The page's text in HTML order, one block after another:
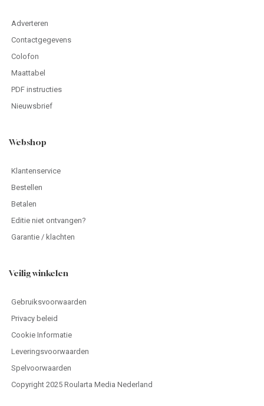
Adverteren
Contactgegevens
Colofon
Maattabel
PDF instructies
Nieuwsbrief
Webshop
Klantenservice
Bestellen
Betalen
Editie niet ontvangen?
Garantie / klachten
Veilig winkelen
Gebruiksvoorwaarden
Privacy beleid
Cookie Informatie
Leveringsvoorwaarden
Spelvoorwaarden
Copyright 2025 Roularta Media Nederland